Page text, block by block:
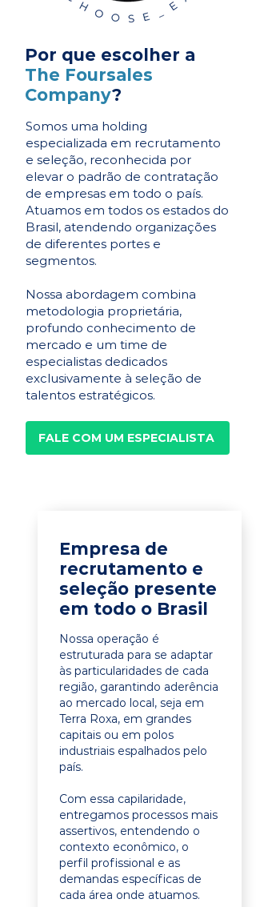
Por que escolher a
The Foursales
Company?
Somos uma holding
especializada em recrutamento
e seleção, reconhecida por
elevar o padrão de contratação
de empresas em todo o país.
Atuamos em todos os estados do
Brasil, atendendo organizações
de diferentes portes e
segmentos.
Nossa abordagem combina
metodologia proprietária,
profundo conhecimento de
mercado e um time de
especialistas dedicados
exclusivamente à seleção de
talentos estratégicos.
FALE COM UM ESPECIALISTA
Empresa de
recrutamento e
seleção presente
em todo o Brasil
Nossa operação é
estruturada para se adaptar
às particularidades de cada
região, garantindo aderência
ao mercado local, seja em
Terra Roxa, em grandes
capitais ou em polos
industriais espalhados pelo
país.
Com essa capilaridade,
entregamos processos mais
assertivos, entendendo o
contexto econômico, o
perfil profissional e as
demandas específicas de
cada área onde atuamos.